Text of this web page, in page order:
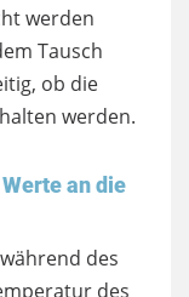
werden
Tausch
ob die
werden.
an die
des
des